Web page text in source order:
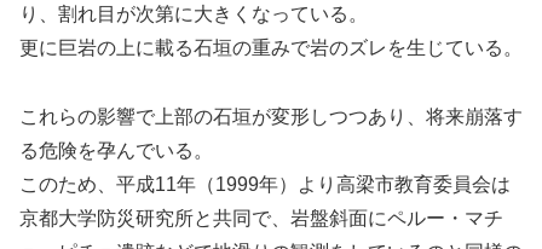
り、割れ目が次第に大きくなっている。
更に巨岩の上に載る石垣の重みで岩のズレを生じている。
これらの影響で上部の石垣が変形しつつあり、将来崩落す
る危険を孕んでいる。
このため、平成11年（1999年）より高梁市教育委員会は
京都大学防災研究所と共同で、岩盤斜面にペルー・マチ